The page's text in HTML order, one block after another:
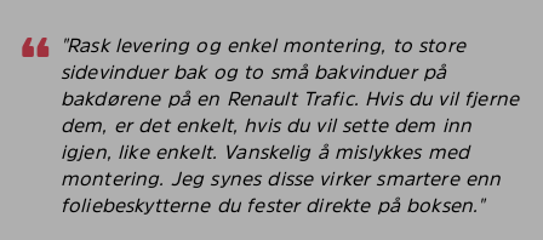
"Rask levering og enkel montering, to store
sidevinduer bak og to små bakvinduer på
bakdørene på en Renault Trafic. Hvis du vil fjerne
dem, er det enkelt, hvis du vil sette dem inn
igjen, like enkelt. Vanskelig å mislykkes med
montering. Jeg synes disse virker smartere enn
foliebeskytterne du fester direkte på boksen."